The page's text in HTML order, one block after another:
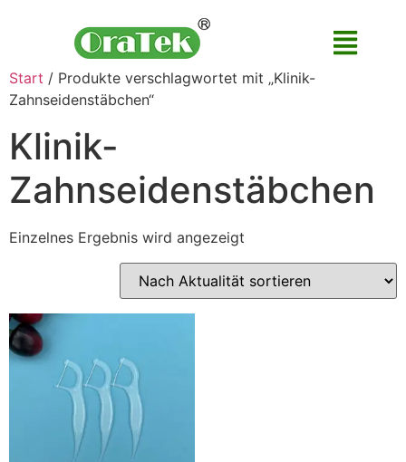
Start / Produkte verschlagwortet mit „Klinik-
Zahnseidenstäbchen“
Klinik-
Zahnseidenstäbchen
Einzelnes Ergebnis wird angezeigt